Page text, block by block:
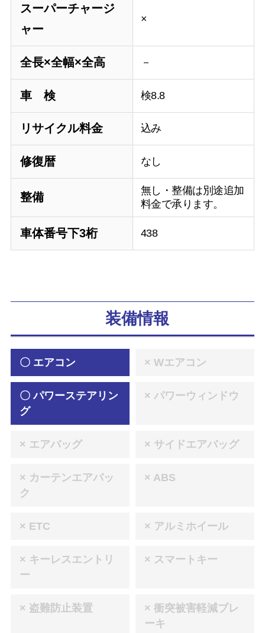
スーパーチャージ
ャー
×
全長×全幅×全高 －
車 検 検8.8
リサイクル料金 込み
修復暦 なし
整備
無し・整備は別途追加
料金で承ります。
車体番号下3桁 438
装備情報
〇 エアコン × Wエアコン
〇 パワーステアリン
グ
× パワーウィンドウ
× エアバッグ × サイドエアバッグ
× カーテンエアバッ
ク
× ABS
× ETC × アルミホイール
× キーレスエントリ
ー
× スマートキー
× 盗難防止装置
× 衝突被害軽減ブレ
ーキ